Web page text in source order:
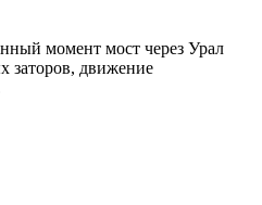
момент мост через Урал
заторов, движение